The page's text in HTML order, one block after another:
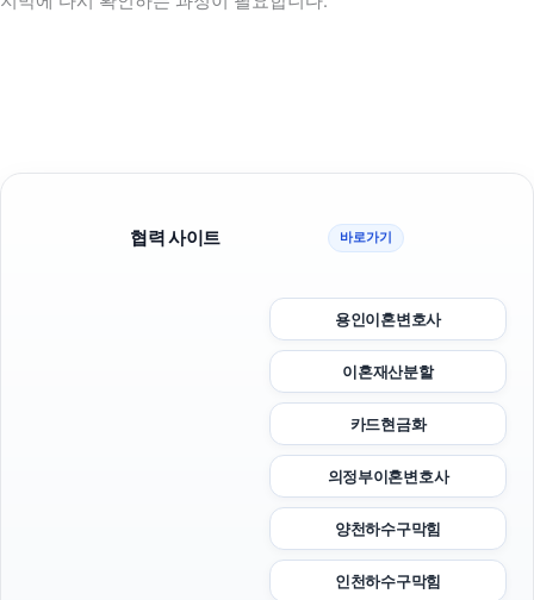
협력 사이트 바로가기
용인이혼변호사
이혼재산분할
카드현금화
의정부이혼변호사
양천하수구막힘
인천하수구막힘